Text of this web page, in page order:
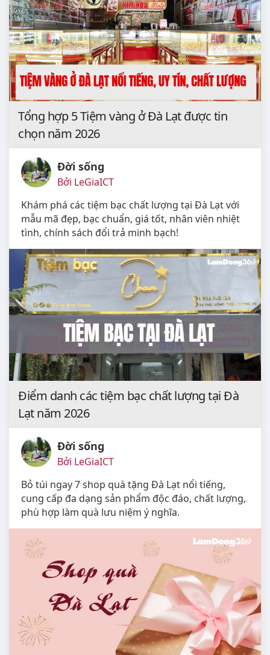
Tổng hợp 5 Tiệm vàng ở Đà Lạt được tin
chọn năm 2026
Đời sống
Bởi LeGiaICT
Khám phá các tiệm bạc chất lượng tại Đà Lạt với
mẫu mã đẹp, bạc chuẩn, giá tốt, nhân viên nhiệt
tình, chính sách đổi trả minh bạch!
Điểm danh các tiệm bạc chất lượng tại Đà
Lạt năm 2026
Đời sống
Bởi LeGiaICT
Bỏ túi ngay 7 shop quà tặng Đà Lạt nổi tiếng,
cung cấp đa dạng sản phẩm độc đáo, chất lượng,
phù hợp làm quà lưu niệm ý nghĩa.